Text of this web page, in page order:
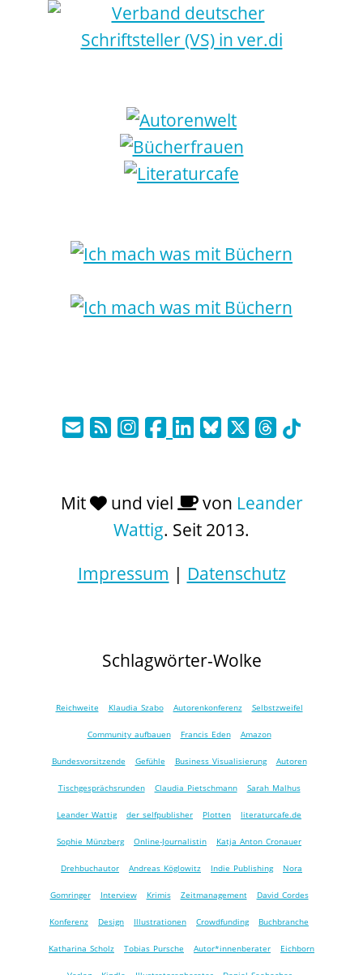
Mit und viel von Leander
Wattig. Seit 2013.
Impressum | Datenschutz
Schlagwörter-Wolke
Reichweite Klaudia Szabo Autorenkonferenz Selbstzweifel
Community aufbauen Francis Eden Amazon
Bundesvorsitzende Gefühle Business Visualisierung Autoren
Tischgesprächsrunden Claudia Pietschmann Sarah Malhus
Leander Wattig der selfpublisher Plotten literaturcafe.de
Sophie Münzberg Online-Journalistin Katja Anton Cronauer
Drehbuchautor Andreas Köglowitz Indie Publishing Nora
Gomringer Interview Krimis Zeitmanagement David Cordes
Konferenz Design Illustrationen Crowdfunding Buchbranche
Katharina Scholz Tobias Pursche Autor*innenberater Eichborn